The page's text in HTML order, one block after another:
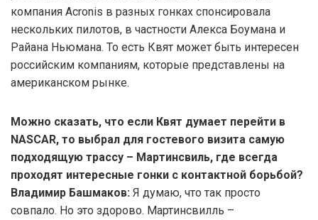
компания Acronis в разных гонках спонсировала
нескольких пилотов, в частности Алекса Боумана и
Райана Ньюмана. То есть Квят может быть интересен
российским компаниям, которые представлены на
американском рынке.
Можно сказать, что если Квят думает перейти в
NASCAR, то выбрал для гостевого визита самую
подходящую трассу – Мартинсвиль, где всегда
проходят интересные гонки с контактной борьбой?
Владимир Башмаков: Я думаю, что так просто
совпало. Но это здорово. Мартинсвилль –